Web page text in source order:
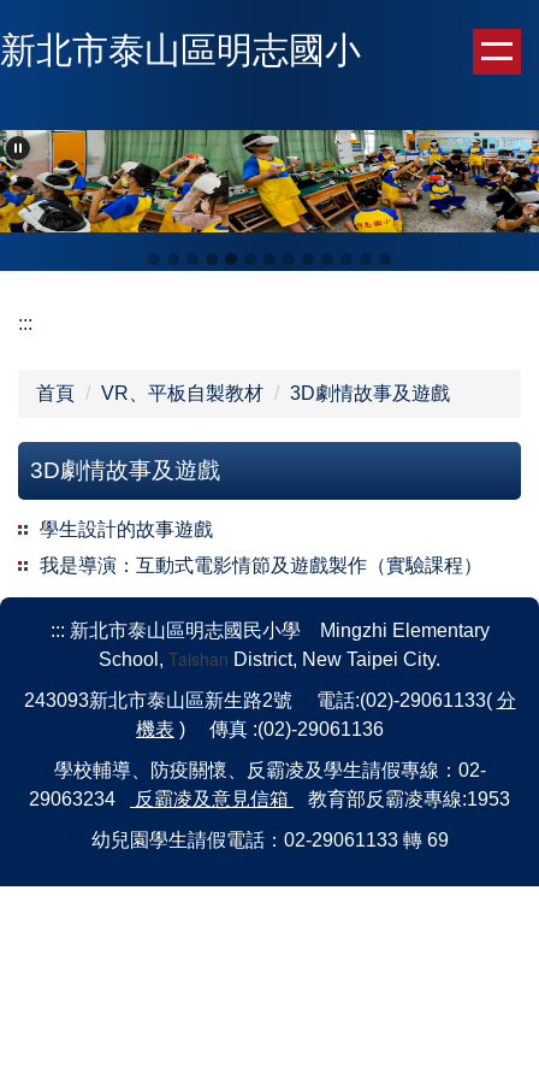
到
內
容
區
新北市泰山區明志國小
:::
首頁 VR、平板自製教材 3D劇情故事及遊戲
3D劇情故事及遊戲
學生設計的故事遊戲
我是導演：互動式電影情節及遊戲製作（實驗課程）
::: 新北市泰山區明志國民小學 Mingzhi Elementary
School, Taishan District, New Taipei City.
243093新北市泰山區新生路2號 電話:(02)-29061133( 分
機表 ) 傳真 :(02)-29061136
學校輔導、防疫關懷、反霸凌及學生請假專線：02-
29063234
反霸凌及意見信箱
教育部反霸凌專線:1953
幼兒園學生請假電話：02-29061133 轉 69